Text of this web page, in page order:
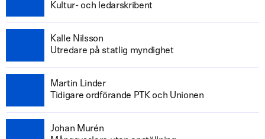
Kultur- och ledarskribent
Kalle Nilsson
Utredare på statlig myndighet
Martin Linder
Tidigare ordförande PTK och Unionen
Johan Murén